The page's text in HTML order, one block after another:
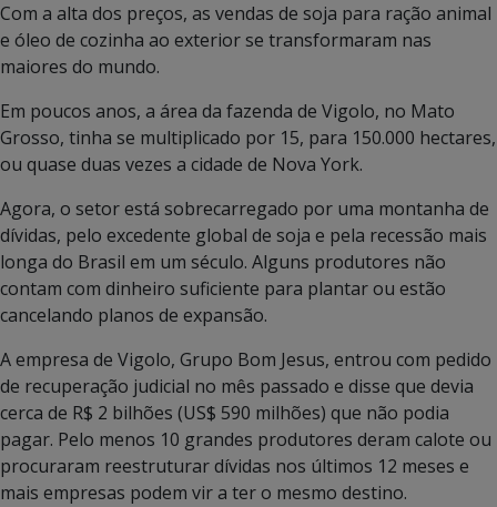
Com a alta dos preços, as vendas de soja para ração animal
e óleo de cozinha ao exterior se transformaram nas
maiores do mundo.
Em poucos anos, a área da fazenda de Vigolo, no Mato
Grosso, tinha se multiplicado por 15, para 150.000 hectares,
ou quase duas vezes a cidade de Nova York.
Agora, o setor está sobrecarregado por uma montanha de
dívidas, pelo excedente global de soja e pela recessão mais
longa do Brasil em um século. Alguns produtores não
contam com dinheiro suficiente para plantar ou estão
cancelando planos de expansão.
A empresa de Vigolo, Grupo Bom Jesus, entrou com pedido
de recuperação judicial no mês passado e disse que devia
cerca de R$ 2 bilhões (US$ 590 milhões) que não podia
pagar. Pelo menos 10 grandes produtores deram calote ou
procuraram reestruturar dívidas nos últimos 12 meses e
mais empresas podem vir a ter o mesmo destino.